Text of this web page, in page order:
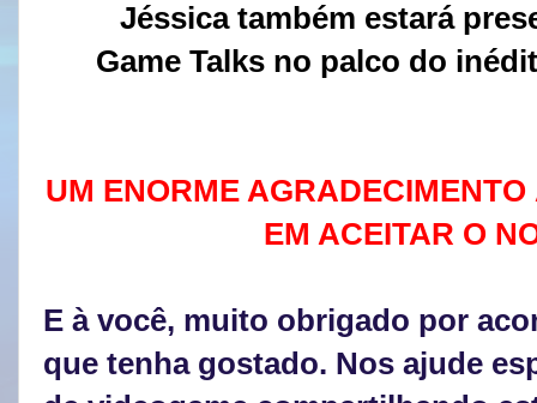
Jéssica também estará
Game Talks no palco do
UM ENORME
EM ACEITAR O
E à você, muito obrigado por
que tenha gostado. Nos ajude